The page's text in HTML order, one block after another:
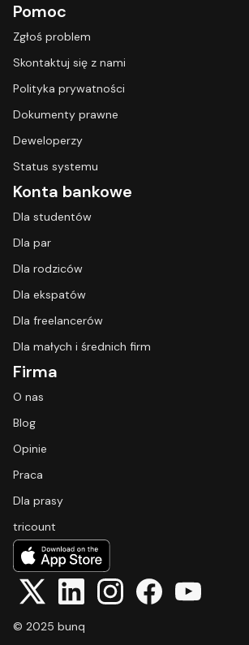
Pomoc
Zgłoś problem
Skontaktuj się z nami
Polityka prywatności
Dokumenty prawne
Deweloperzy
Status systemu
Konta bankowe
Dla studentów
Dla par
Dla rodziców
Dla ekspatów
Dla freelancerów
Dla małych i średnich firm
Firma
O nas
Blog
Opinie
Praca
Dla prasy
tricount
© 2025 bunq